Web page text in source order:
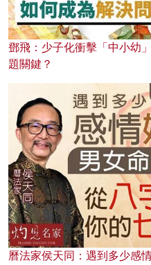
鄧飛：少子化衝擊「中小幼
題關鍵？
曆法家侯天同：遇到多少感